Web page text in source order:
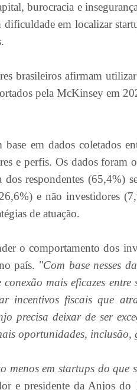
burocracia e
em localizar
brasileiros afirmam
pela McKinsey em
base em dados coletados
e perfis. Os dados
dos respondentes (65,4%)
e não investidores
de atuação.
o comportamento dos
país. "Com base nesses
mais eficazes entre
incentivos fiscais que
precisa deixar de ser
oportunidades, inclusão,
menos em startups do
e presidente da Anjos do